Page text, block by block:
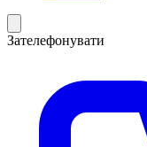
Зателефонувати